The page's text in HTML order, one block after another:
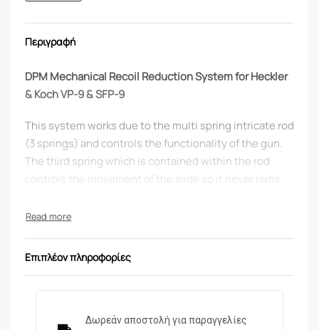
Περιγραφή
DPM Mechanical Recoil Reduction System for Heckler
& Koch VP-9 & SFP-9
This system works due to the multi spring intricate rod
(3 springs) and controls the functionality of the gun.
The third spring which is contained within the rod
controls the movement of the slide so it never rams
included with the system. The springs are different in
is on the battery, so the shooter can fine-tune the
weapon for his/hers personal standards.
Επιπλέον πληροφορίες
Δωρεάν αποστολή για παραγγελίες